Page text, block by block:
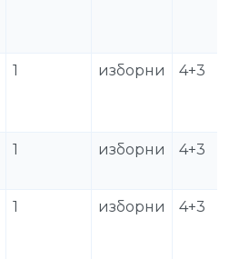
1 изборни 4+3
1 изборни 4+3
1 изборни 4+3